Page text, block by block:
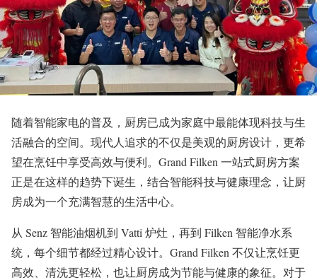
随着智能家电的普及，厨房已成为家庭中最能体现科技与生
活融合的空间。现代人追求的不仅是美观的厨房设计，更希
望在烹饪中享受高效与便利。Grand Filken 一站式厨房方案
正是在这样的趋势下诞生，结合智能科技与健康理念，让厨
房成为一个充满智慧的生活中心。
从 Senz 智能油烟机到 Vatti 炉灶，再到 Filken 智能净水系
统，每个细节都经过精心设计。Grand Filken 不仅让烹饪更
高效、清洗更轻松，也让厨房成为节能与健康的象征。对于